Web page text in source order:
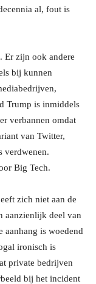
al, fout is
Er zijn ook andere
bij kunnen
Trump is inmiddels
verbannen omdat
van Twitter,
verdwenen.
Big Tech.
zich niet aan de
aanzienlijk deel van
aanhang is woedend
ironisch is
private bedrijven
bij het incident